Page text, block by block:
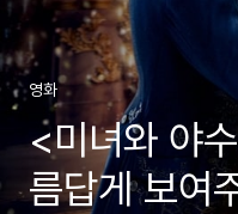
영화
<미녀와 야
름답게 보여